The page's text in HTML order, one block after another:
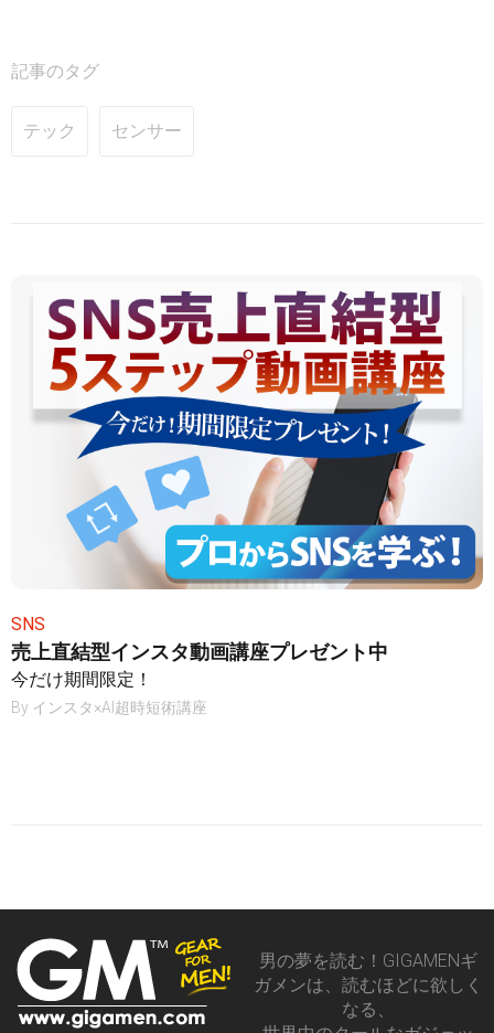
記事のタグ
テック センサー
SNS
売上直結型インスタ動画講座プレゼント中
今だけ期間限定！
By インスタ×AI超時短術講座
男の夢を読む！GIGAMENギ
ガメンは、読むほどに欲しく
なる、